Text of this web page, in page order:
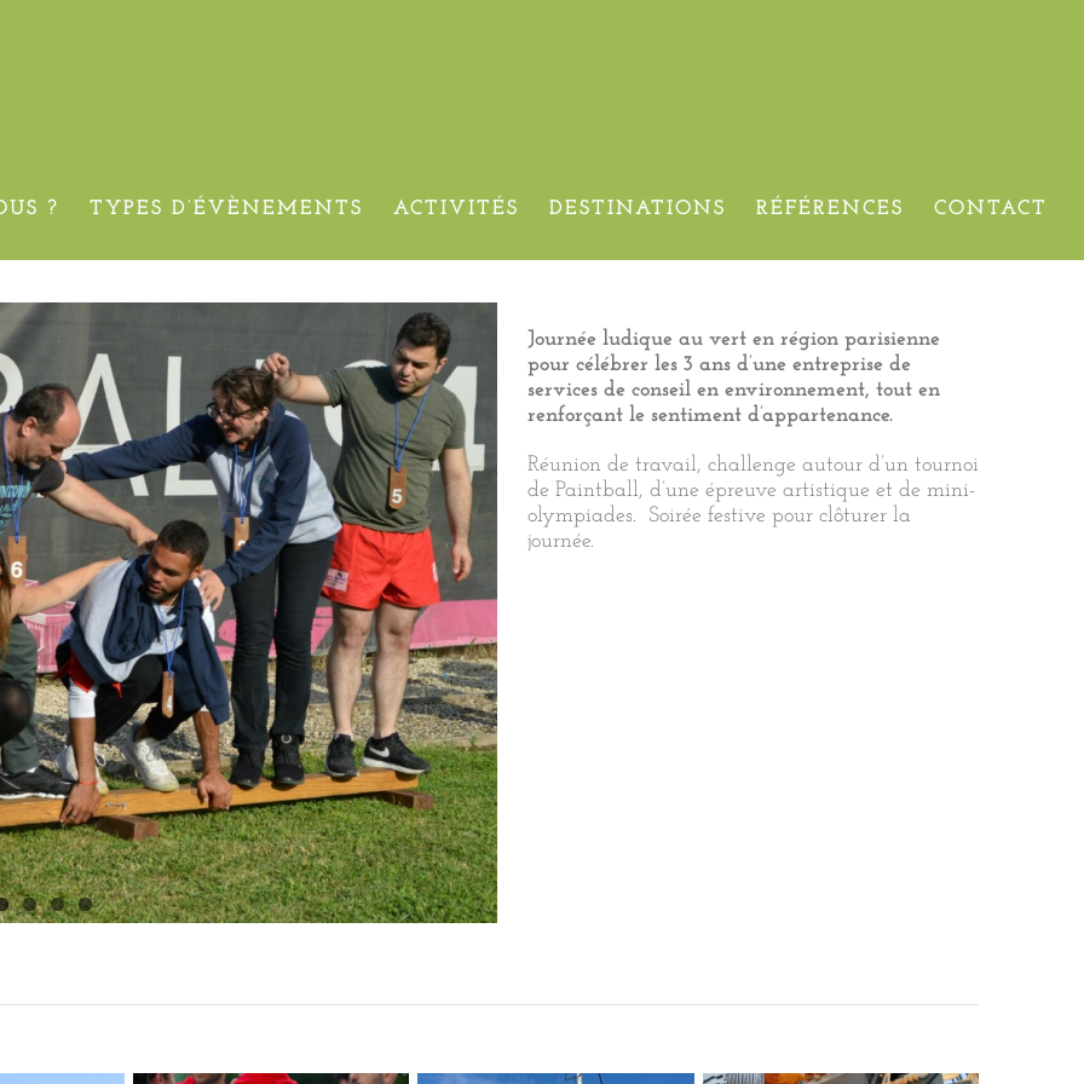
? TYPES D’ÉVÈNEMENTS ACTIVITÉS DESTINATIONS RÉFÉRENCES CONTACT
personnes – Paris
Journée ludique au vert en région parisienne
pour célébrer les 3 ans d’une entreprise de
services de conseil en environnement, tout en
renforçant le sentiment d’appartenance.
Réunion de travail, challenge autour d’un tournoi
de Paintball, d’une épreuve artistique et de mini-
olympiades. Soirée festive pour clôturer la
journée.